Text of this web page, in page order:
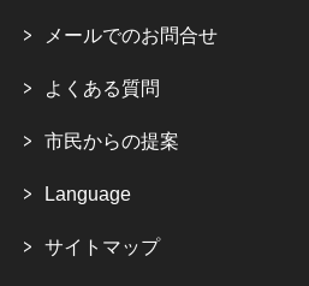
メールでのお問合せ
よくある質問
市民からの提案
Language
サイトマップ